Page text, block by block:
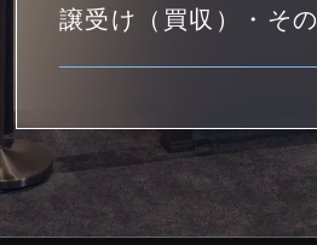
譲受け（買収）・そ